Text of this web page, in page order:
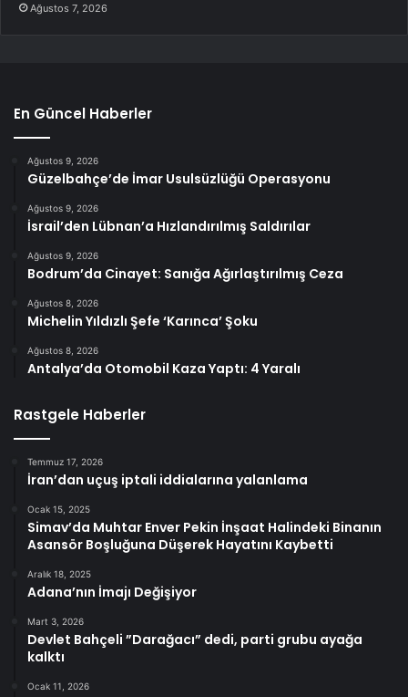
Ağustos 7, 2026
En Güncel Haberler
Ağustos 9, 2026
Güzelbahçe’de İmar Usulsüzlüğü Operasyonu
Ağustos 9, 2026
İsrail’den Lübnan’a Hızlandırılmış Saldırılar
Ağustos 9, 2026
Bodrum’da Cinayet: Sanığa Ağırlaştırılmış Ceza
Ağustos 8, 2026
Michelin Yıldızlı Şefe ‘Karınca’ Şoku
Ağustos 8, 2026
Antalya’da Otomobil Kaza Yaptı: 4 Yaralı
Rastgele Haberler
Temmuz 17, 2026
İran’dan uçuş iptali iddialarına yalanlama
Ocak 15, 2025
Simav’da Muhtar Enver Pekin İnşaat Halindeki Binanın
Asansör Boşluğuna Düşerek Hayatını Kaybetti
Aralık 18, 2025
Adana’nın İmajı Değişiyor
Mart 3, 2026
Devlet Bahçeli ”Darağacı” dedi, parti grubu ayağa
kalktı
Ocak 11, 2026